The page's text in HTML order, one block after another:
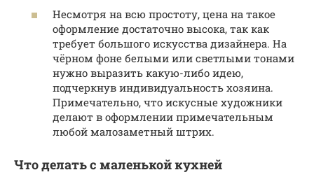
Несмотря на всю простоту, цена на такое
оформление достаточно высока, так как
требует большого искусства дизайнера. На
чёрном фоне белыми или светлыми тонами
нужно выразить какую-либо идею,
подчеркнув индивидуальность хозяина.
Примечательно, что искусные художники
делают в оформлении примечательным
любой малозаметный штрих.
Что делать с маленькой кухней